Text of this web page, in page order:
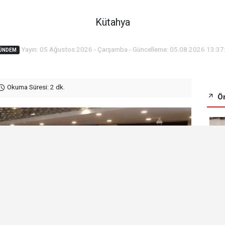
Kütahya
Yayın: 05 Ağustos 2026 - Çarşamba - Güncelleme: 05.08.2026
Okuma Süresi: 2 dk.